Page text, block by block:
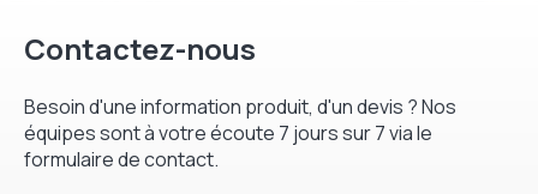
Contactez-nous
Besoin d'une information produit, d'un devis ? Nos
équipes sont à votre écoute 7 jours sur 7 via le
formulaire de contact.